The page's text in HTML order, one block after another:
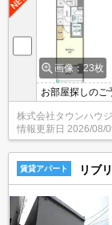
画像：23枚
お部屋探しのご
株式会社タウンハウ
情報更新日 2026/08/
賃貸アパート リブ